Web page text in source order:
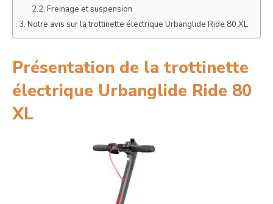
Freinage et suspension
Notre avis sur la trottinette électrique Urbanglide Ride 80 XL
Présentation de la trottinette
électrique Urbanglide Ride 80
XL